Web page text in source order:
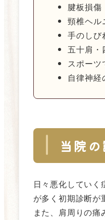
腱板損傷
頸椎ヘル
手のしび
五十肩・
スポーツ
自律神経
当院
日々悪化してい
が多く初期診断が
また、肩周りの